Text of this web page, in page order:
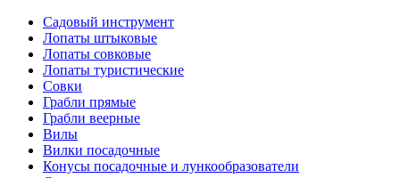
Садовый инструмент
Лопаты штыковые
Лопаты совковые
Лопаты туристические
Совки
Грабли прямые
Грабли веерные
Вилы
Вилки посадочные
Конусы посадочные и лункообразователи